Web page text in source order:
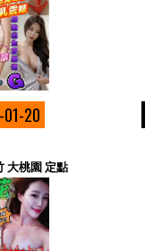
20
大桃園 定點